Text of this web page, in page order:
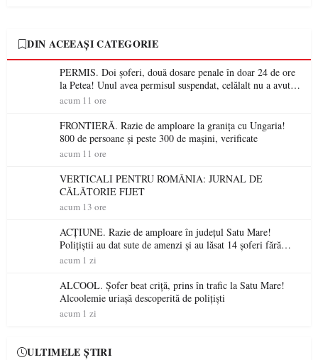
DIN ACEEAȘI CATEGORIE
PERMIS. Doi șoferi, două dosare penale în doar 24 de ore
la Petea! Unul avea permisul suspendat, celălalt nu a avut
niciodată permis
acum 11 ore
FRONTIERĂ. Razie de amploare la granița cu Ungaria!
800 de persoane și peste 300 de mașini, verificate
acum 11 ore
VERTICALI PENTRU ROMÂNIA: JURNAL DE
CĂLĂTORIE FIJET
acum 13 ore
ACȚIUNE. Razie de amploare în județul Satu Mare!
Polițiștii au dat sute de amenzi și au lăsat 14 șoferi fără
permis într-o singură zi
acum 1 zi
ALCOOL. Șofer beat criță, prins în trafic la Satu Mare!
Alcoolemie uriașă descoperită de polițiști
acum 1 zi
ULTIMELE ȘTIRI